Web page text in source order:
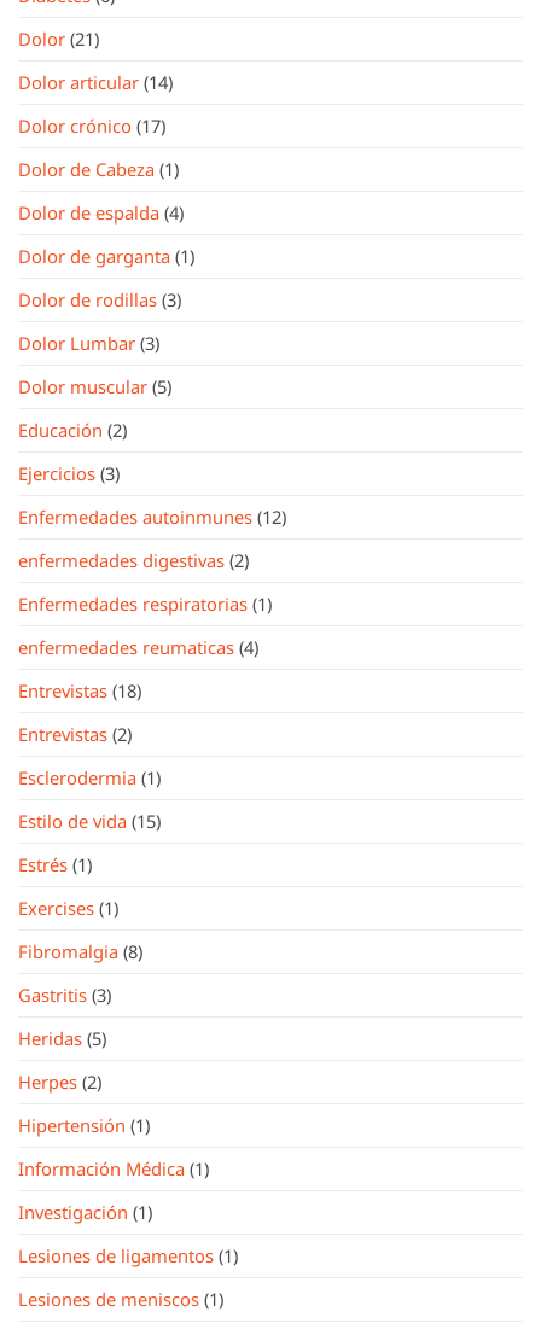
Dolor (21)
Dolor articular (14)
Dolor crónico (17)
Dolor de Cabeza (1)
Dolor de espalda (4)
Dolor de garganta (1)
Dolor de rodillas (3)
Dolor Lumbar (3)
Dolor muscular (5)
Educación (2)
Ejercicios (3)
Enfermedades autoinmunes (12)
enfermedades digestivas (2)
Enfermedades respiratorias (1)
enfermedades reumaticas (4)
Entrevistas (18)
Entrevistas (2)
Esclerodermia (1)
Estilo de vida (15)
Estrés (1)
Exercises (1)
Fibromalgia (8)
Gastritis (3)
Heridas (5)
Herpes (2)
Hipertensión (1)
Información Médica (1)
Investigación (1)
Lesiones de ligamentos (1)
Lesiones de meniscos (1)